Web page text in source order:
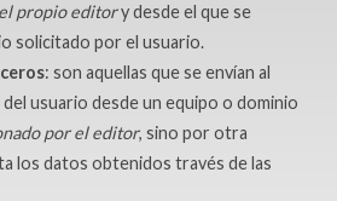
propio editory desde el que se
solicitado por el usuario.
: son aquellas que se envían al
usuario desde un equipo o dominio
por el editor, sino por otra
los datos obtenidos través de las